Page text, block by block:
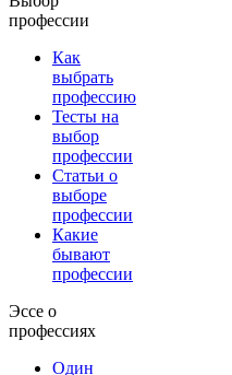
профессии
Как
выбрать
профессию
Тесты на
выбор
профессии
Статьи о
выборе
профессии
Какие
бывают
профессии
Эссе о
профессиях
Один